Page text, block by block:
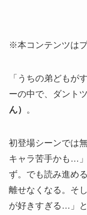
※本コンテンツは
「うちの弟どもが
ーの中で、ダント
ん） 。
初登場シーンでは
キャラ苦手かも…
ず。でも読み進め
離せなくなる。そ
が好きすぎる…」